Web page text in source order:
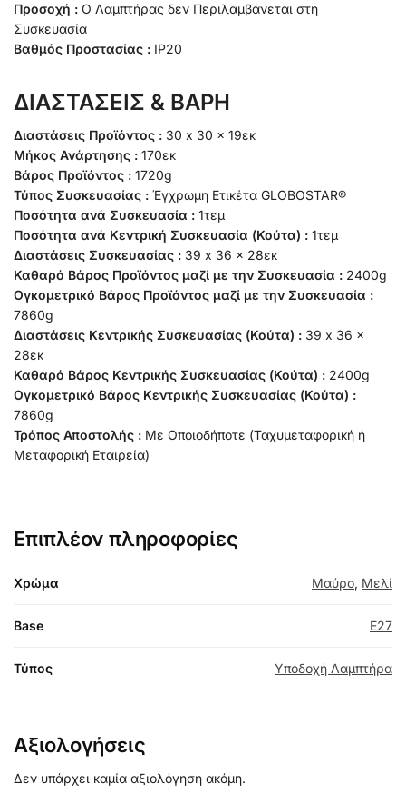
Προσοχή : Ο Λαμπτήρας δεν Περιλαμβάνεται στη
Συσκευασία
Βαθμός Προστασίας : IP20
ΔΙΑΣΤΑΣΕΙΣ & ΒΑΡΗ
Διαστάσεις Προϊόντος : 30 x 30 x 19εκ
Μήκος Ανάρτησης : 170εκ
Βάρος Προϊόντος : 1720g
Τύπος Συσκευασίας : Έγχρωμη Ετικέτα GLOBOSTAR®
Ποσότητα ανά Συσκευασία : 1τεμ
Ποσότητα ανά Κεντρική Συσκευασία (Κούτα) : 1τεμ
Διαστάσεις Συσκευασίας : 39 x 36 x 28εκ
Καθαρό Βάρος Προϊόντος μαζί με την Συσκευασία : 2400g
Ογκομετρικό Βάρος Προϊόντος μαζί με την Συσκευασία :
7860g
Διαστάσεις Κεντρικής Συσκευασίας (Κούτα) : 39 x 36 x
28εκ
Καθαρό Βάρος Κεντρικής Συσκευασίας (Κούτα) : 2400g
Ογκομετρικό Βάρος Κεντρικής Συσκευασίας (Κούτα) :
7860g
Τρόπος Αποστολής : Με Οποιοδήποτε (Ταχυμεταφορική ή
Μεταφορική Εταιρεία)
Επιπλέον πληροφορίες
Χρώμα Μαύρο, Μελί
Base E27
Τύπος Υποδοχή Λαμπτήρα
Αξιολογήσεις
Δεν υπάρχει καμία αξιολόγηση ακόμη.